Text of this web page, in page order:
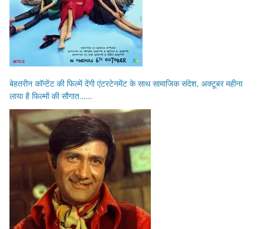
बेहतरीन कॉन्टेंट की फिल्में देंगी एंटरटेनमेंट के साथ सामाजिक संदेश, अक्टूबर महीना
लाया है फिल्मों की सौगात……